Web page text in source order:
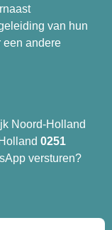
van hun
een andere
Noord-Holland
0251
versturen?